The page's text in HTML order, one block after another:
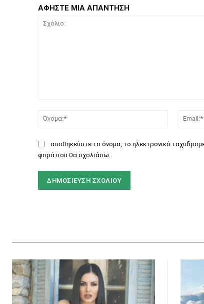
ΑΦΗΣΤΕ ΜΙΑ ΑΠΑΝΤΗΣΗ
Όνομα:*
αποθηκεύστε το όνομα, το ηλεκτρονικό
φορά που θα σχολιάσω.